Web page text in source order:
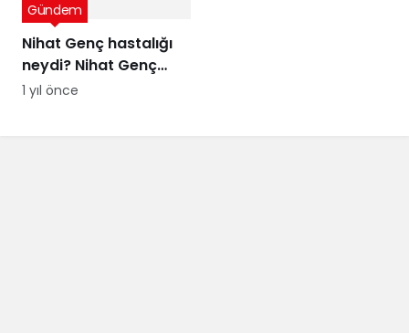
itirafı
Nihat Genç hastalığı
neydi? Nihat Genç
cenaze töreni ne
Gündem
1 yıl önce